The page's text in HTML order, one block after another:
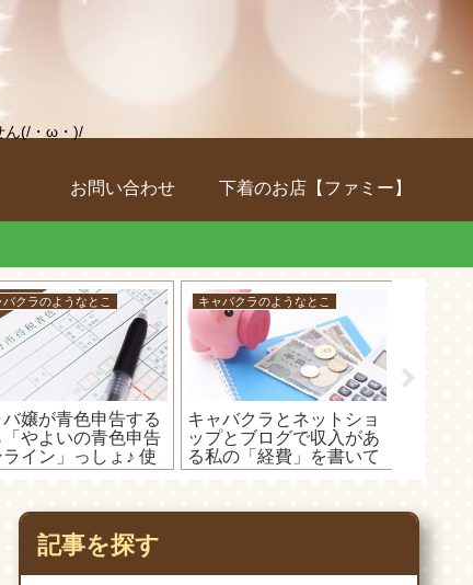
ん(/・ω・)/
お問い合わせ 下着のお店【ファミー】
バクラのようなとこ
バ嬢が青色申告する
「やよいの青色申告
ライン」っしょ♪ 使
や青色申告のメリッ
キャバクラのようなとこ
キャバクラとネットショ
ップとブログで収入があ
る私の「経費」を書いて
みた！
記事を探す